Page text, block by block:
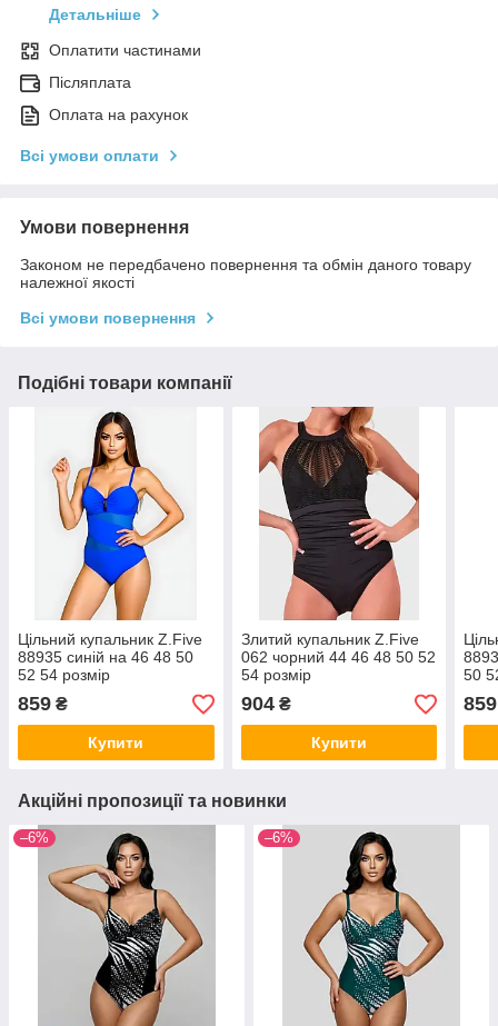
Детальніше
Оплатити частинами
Післяплата
Оплата на рахунок
Всі умови оплати
Умови повернення
Законом не передбачено повернення та обмін даного товару
належної якості
Всі умови повернення
Подібні товари компанії
Цільний купальник Z.Five
88935 синій на 46 48 50
52 54 розмір
859 ₴
Купити
Злитий купальник Z.Five
062 чорний 44 46 48 50 52
54 розмір
904₴
Купити
50
859
Акційні пропозиції та новинки
–6% –6%